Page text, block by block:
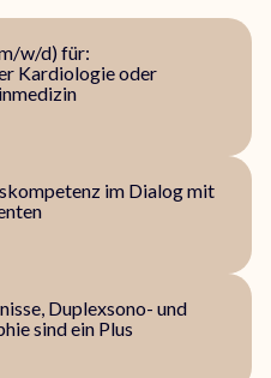
w/d) für:
Kardiologie oder
im Dialog mit
Duplexsono- und
sind ein Plus